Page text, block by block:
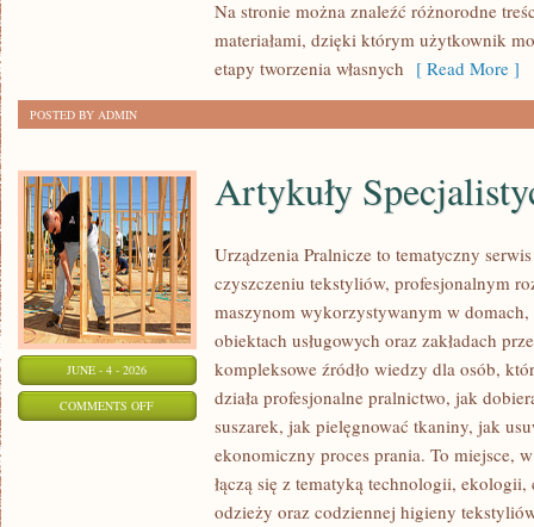
Na stronie można znaleźć różnorodne
materiałami, dzięki którym użytkownik
etapy tworzenia własnych [ Read More ]
POSTED BY ADMIN
JUNE - 4 - 2026
COMMENTS OFFON
ARTYKUŁY
SPECJALISTYCZNE
Artykuły
Urządzenia Pralnicze to tematyczny
czyszczeniu tekstyliów, profesjonalnym
maszynom wykorzystywanym w
obiektach usługowych oraz zakładach
kompleksowe źródło wiedzy dla osób,
działa profesjonalne pralnictwo, jak
suszarek, jak pielęgnować tkaniny, jak
ekonomiczny proces prania. To miejsce,
łączą się z tematyką technologii,
odzieży oraz codziennej higieny